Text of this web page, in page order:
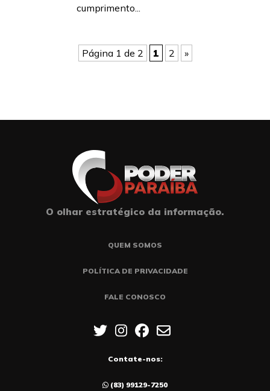
cumprimento...
Página 1 de 2 1 2 »
O olhar estratégico da informação.
QUEM SOMOS
POLÍTICA DE PRIVACIDADE
FALE CONOSCO
Contate-nos:
(83) 99129-7250